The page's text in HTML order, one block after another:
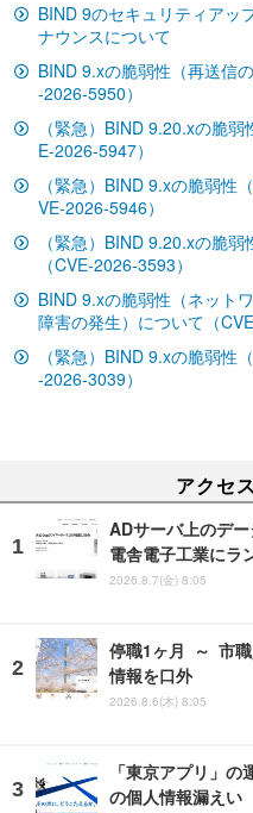
BIND 9のセキュリティアッ
ナウンスについて
BIND 9.xの脆弱性（再送信
-2026-5950）
（緊急）BIND 9.20.xの脆
E-2026-5947）
（緊急）BIND 9.xの脆弱性
VE-2026-5946）
（緊急）BIND 9.20.xの脆
（CVE-2026-3593）
BIND 9.xの脆弱性（ネット
障害の発生）について（
（緊急）BIND 9.xの脆弱性
-2026-3039）
アクセ
ADサーバ上のデ
電舎電子工業にラ
2026.8.7(金) 8:05
停職1ヶ月 ～ 市職
情報を口外
2026.8.6(木) 8:05
「東京アプリ」
の個人情報漏えい